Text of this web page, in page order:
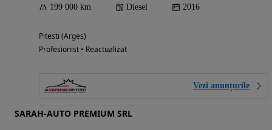
199 000 km Diesel 2016
Pitesti (Arges)
Profesionist • Reactualizat
Vezi anunțurile
SARAH-AUTO PREMIUM SRL